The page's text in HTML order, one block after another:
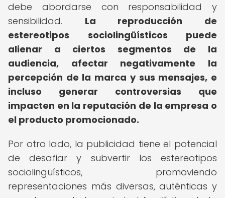
debe abordarse con responsabilidad y
sensibilidad. La reproducción de
estereotipos sociolingüísticos puede
alienar a ciertos segmentos de la
audiencia, afectar negativamente la
percepción de la marca y sus mensajes, e
incluso generar controversias que
impacten en la reputación de la empresa o
el producto promocionado.
Por otro lado, la publicidad tiene el potencial
de desafiar y subvertir los estereotipos
sociolingüísticos, promoviendo
representaciones más diversas, auténticas y